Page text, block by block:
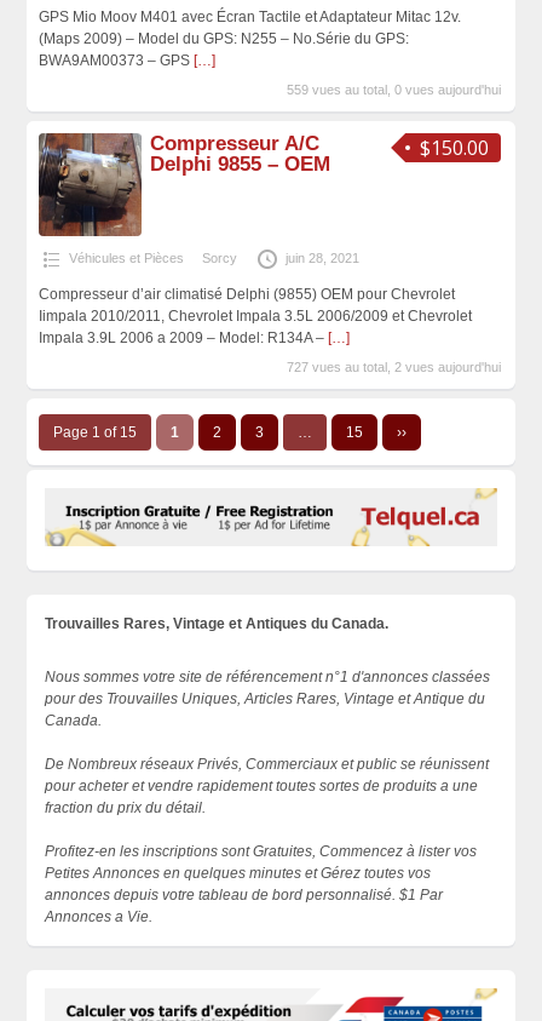
GPS Mio Moov M401 avec Écran Tactile et Adaptateur Mitac 12v.
(Maps 2009) – Model du GPS: N255 – No.Série du GPS:
BWA9AM00373 – GPS […]
559 vues au total, 0 vues aujourd'hui
$150.00
Compresseur A/C
Delphi 9855 – OEM
Véhicules et Pièces Sorcy juin 28, 2021
Compresseur d’air climatisé Delphi (9855) OEM pour Chevrolet
Iimpala 2010/2011, Chevrolet Impala 3.5L 2006/2009 et Chevrolet
Impala 3.9L 2006 a 2009 – Model: R134A – […]
727 vues au total, 2 vues aujourd'hui
Page 1 of 15 1 2 3 … 15 ››
Trouvailles Rares, Vintage et Antiques du Canada.
Nous sommes votre site de référencement n°1 d'annonces classées
pour des Trouvailles Uniques, Articles Rares, Vintage et Antique du
Canada.
De Nombreux réseaux Privés, Commerciaux et public se réunissent
pour acheter et vendre rapidement toutes sortes de produits a une
fraction du prix du détail.
Profitez-en les inscriptions sont Gratuites, Commencez à lister vos
Petites Annonces en quelques minutes et Gérez toutes vos
annonces depuis votre tableau de bord personnalisé. $1 Par
Annonces a Vie.